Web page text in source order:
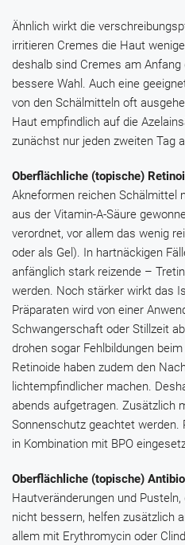
Ähnlich wirkt die
irritieren Cremes die Haut
deshalb sind Cremes am
bessere Wahl. Auch eine
von den Schälmitteln oft
Haut empfindlich auf die
zunächst nur jeden zweiten Tag
Oberflächliche (topische)
Akneformen reichen Schälmittel
aus der Vitamin-A-Säure
verordnet, vor allem das wenig
oder als Gel). In hartnäckigen
anfänglich stark reizende –
werden. Noch stärker wirkt das
Präparaten wird von einer
Schwangerschaft oder Stillzeit
drohen sogar Fehlbildungen
Retinoide haben zudem den
lichtempfindlicher machen.
abends aufgetragen. Zusätzlich
Sonnenschutz geachtet werden.
in Kombination mit BPO
Oberflächliche (topische)
Hautveränderungen und
nicht bessern, helfen zusätzlich
allem mit Erythromycin oder